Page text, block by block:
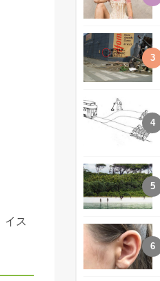
イス